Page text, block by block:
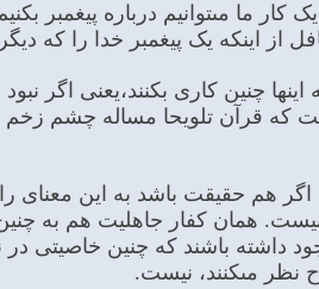
کار ما مى‏توانیم درباره پیغمبر
از اینکه یک پیغمبر خدا را که
چنین کارى بکنند،یعنى اگر
که قرآن تلویحا مساله چشم
هم حقیقت باشد به این معناى
کفار جاهلیت هم به چنین
داشته باشند که چنین خاصیتى
نظر مى‏کنند، نیست.